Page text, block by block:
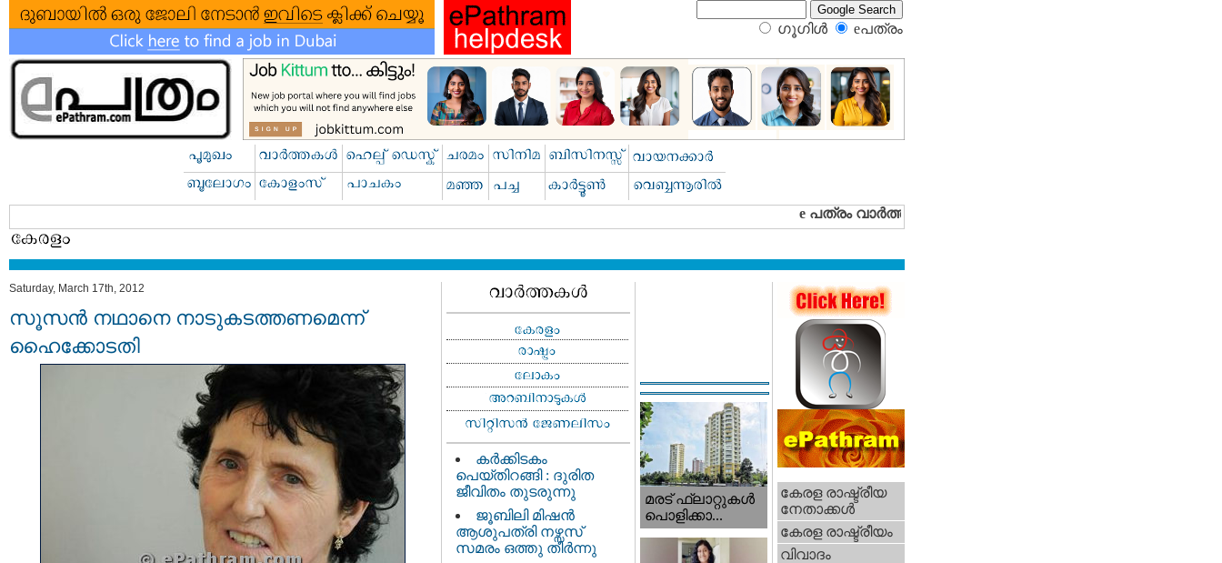
ഗൂഗിള്‍ eപത്രം‍
Saturday, March 17th, 2012
സൂസന്‍ നഥാനെ നാടുകടത്തണമെന്ന്
ഹൈക്കോടതി
കർക്കിടകം
പെയ്തിറങ്ങി : ദുരിത
ജീവിതം തുടരുന്നു
ജൂബിലി മിഷൻ
ആശുപത്രി നഴ്സസ്
സമരം ഒത്തു തീർന്നു
മരട് ഫ്ലാറ്റുകൾ
പൊളിക്കാ...
കേരള രാഷ്ട്രീയ
നേതാക്കള്‍
കേരള രാഷ്ട്രീയം
വിവാദം